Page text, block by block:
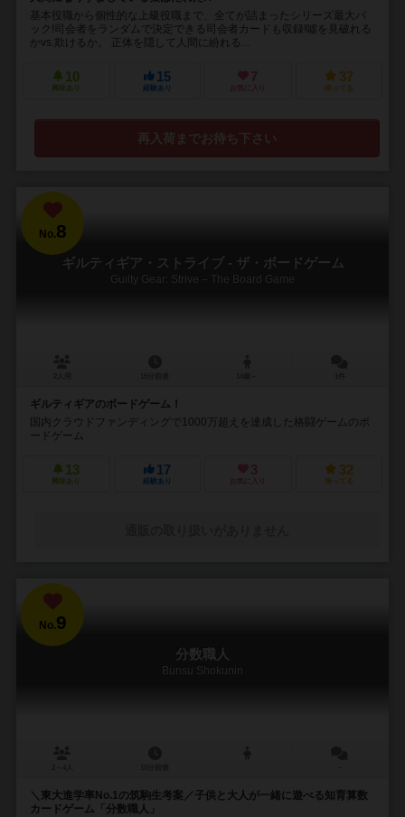
基本役職から個性的な上級役職まで、全てが詰まったシリーズ最大パ
ック!司会者をランダムで決定できる司会者カードも収録!噓を見破れる
かvs.欺けるか。 正体を隠して人間に紛れる...
10
興味あり
15
経験あり
7
お気に入り
37
持ってる
再入荷までお待ち下さい
No.8
ギルティギア・ストライブ - ザ・ボードゲーム
Guilty Gear: Strive – The Board Game
ギルティギアのボードゲーム！
国内クラウドファンディングで1000万超えを達成した格闘ゲームのボ
ードゲーム
13
興味あり
17
経験あり
3
お気に入り
32
持ってる
No.9
分数職人
Bunsu Shokunin
＼東大進学率No.1の筑駒生考案／子供と大人が一緒に遊べる知育算数
カードゲーム「分数職人」